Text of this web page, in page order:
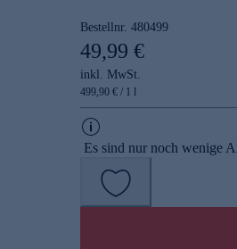
Bestellnr. 480499
49,99 €
inkl. MwSt.
499,90 € / 1 l
Es sind nur noch wenige